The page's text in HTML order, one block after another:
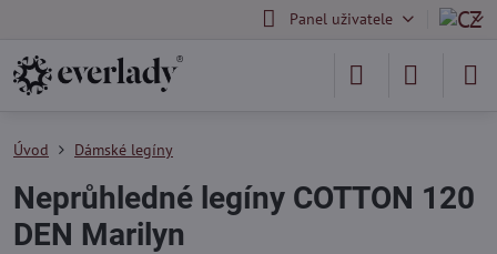
Panel uživatele
Úvod Dámské legíny
Neprůhledné legíny COTTON 120
DEN Marilyn